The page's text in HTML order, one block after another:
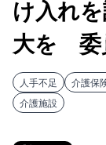
け入れ
大を 委
人手不足 介護保
介護施設